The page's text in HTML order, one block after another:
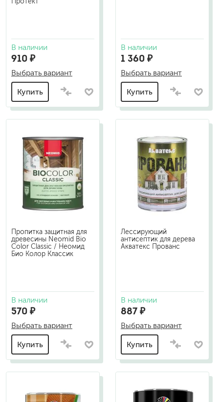
В наличии
910 ₽
Выбрать вариант
Купить
В наличии
1 360 ₽
Выбрать вариант
Купить
Пропитка защитная для
древесины Neomid Bio
Color Classic / Неомид
Био Колор Классик
В наличии
570 ₽
Выбрать вариант
Купить
Лессирующий
антисептик для дерева
Акватекс Прованс
В наличии
887 ₽
Выбрать вариант
Купить